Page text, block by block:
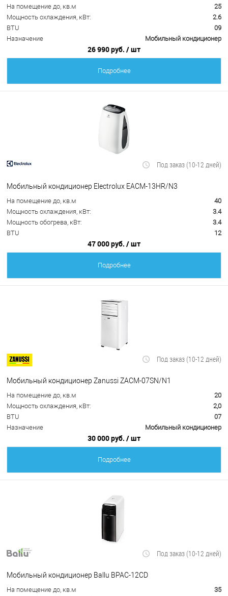
На помещение до, кв.м
25
Мощность охлаждения, кВт:
2.6
BTU
09
Назначение
Мобильный кондиционер
26 990 руб. / шт
Подробнее
Под заказ (10-12 дней)
Мобильный кондиционер Electrolux EACM-13HR/N3
На помещение до, кв.м
40
Мощность охлаждения, кВт:
3.4
Мощность обогрева, кВт:
3.4
BTU
12
47 000 руб. / шт
Подробнее
Под заказ (10-12 дней)
Мобильный кондиционер Zanussi ZACM-07SN/N1
На помещение до, кв.м
20
Мощность охлаждения, кВт:
2,0
BTU
07
Назначение
Мобильный кондиционер
30 000 руб. / шт
Подробнее
Под заказ (10-12 дней)
Мобильный кондиционер Ballu BPAC-12CD
На помещение до, кв.м
35